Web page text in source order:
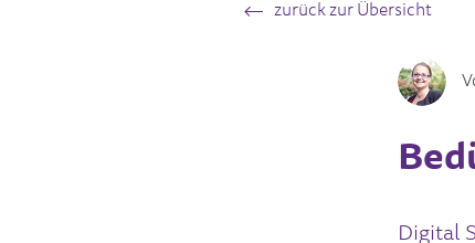
zurück zur Übersicht
Digital